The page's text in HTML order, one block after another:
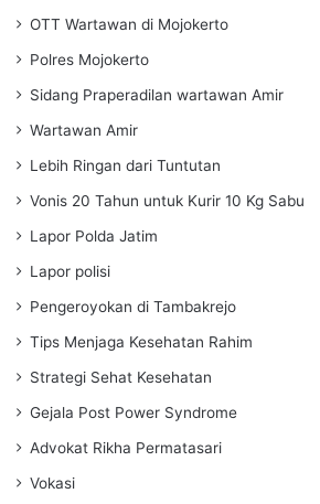
OTT Wartawan di Mojokerto
Polres Mojokerto
Sidang Praperadilan wartawan Amir
Wartawan Amir
Lebih Ringan dari Tuntutan
Vonis 20 Tahun untuk Kurir 10 Kg Sabu
Lapor Polda Jatim
Lapor polisi
Pengeroyokan di Tambakrejo
Tips Menjaga Kesehatan Rahim
Strategi Sehat Kesehatan
Gejala Post Power Syndrome
Advokat Rikha Permatasari
Vokasi